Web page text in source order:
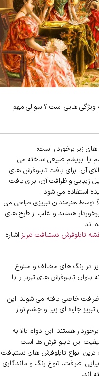
ویژگی هایی است ؟ سوالی مهم
زیر برخوردار است:
یا ابریشم طبیعی ساخته می
آن، برای بافت تابلوفرش های
زیبایی و ظرافت آن، برای بافت
استفاده می شود.
توسط هنرمندان تبریزی طراحی می
هستند و اغلب از طرح های
اند.
تابلوفرش دستبافت تبریز اشاره
در رنگ های مختلف و متنوع
تابلوفرش های تبریز را با
ظرافت خاصی بافته می شوند. این
جلوه ای زیبا و چشم نواز
هستند. این دوام بالا به
این تابلو فرش ها است.
انواع تابلوفرش های دستبافت
ظرافت، تنوع رنگ و ماندگاری
اند.